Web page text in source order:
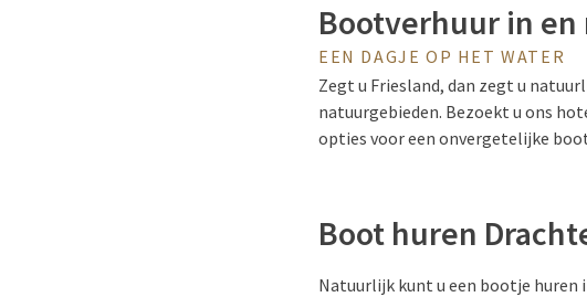
Bootverhuur in
EEN DAGJE OP HET WATER
Zegt u Friesland, dan zegt u
natuurgebieden. Bezoekt u ons
opties voor een onvergetelijke
Boot huren
Natuurlijk kunt u een bootje huren